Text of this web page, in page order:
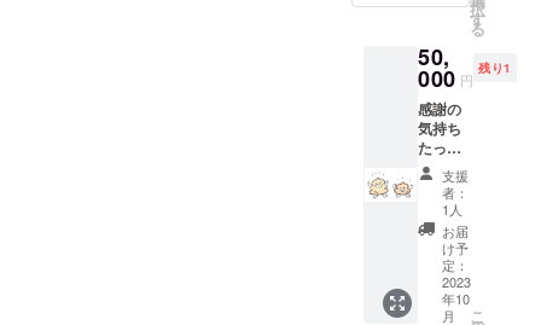
ます。
円分
【栗饅
頭×２、
コー
ヒー
ボール×
２
（コー
ヒー餡
をコー
ヒー
クッ
キーで
包んだ
名前が
掲載し
ます。※
備考欄
に掲載
したい
お名前
を記入
してく
ださ
い） お
祭りで
使える
商品券
3000円
択
す
る
50,
000 円
残り1
感謝の
気持ち
たっぷ
りのお
礼メー
ル 運
ちょこ
祭り特
製タオ
ル 支援
者の方
支援
者：
1人
お届
け予
定：
2023
年10
月
こ